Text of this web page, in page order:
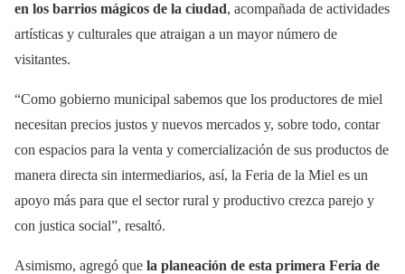
en los barrios mágicos de la ciudad, acompañada de actividades
artísticas y culturales que atraigan a un mayor número de
visitantes.
“Como gobierno municipal sabemos que los productores de miel
necesitan precios justos y nuevos mercados y, sobre todo, contar
con espacios para la venta y comercialización de sus productos de
manera directa sin intermediarios, así, la Feria de la Miel es un
apoyo más para que el sector rural y productivo crezca parejo y
con justica social”, resaltó.
Asimismo, agregó que la planeación de esta primera Feria de